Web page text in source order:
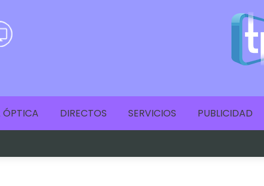
ÓPTICA DIRECTOS SERVICIOS PUBLICIDAD